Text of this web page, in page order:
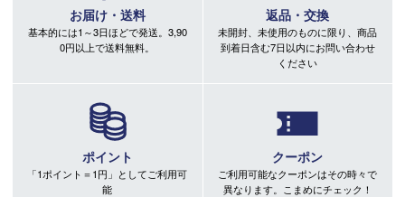
お届け・送料
基本的には1～3日ほどで発送。3,90
0円以上で送料無料。
返品・交換
未開封、未使用のものに限り、商品
到着日含む7日以内にお問い合わせ
ください
ポイント
「1ポイント＝1円」としてご利用可
能
クーポン
ご利用可能なクーポンはその時々で
異なります。こまめにチェック！